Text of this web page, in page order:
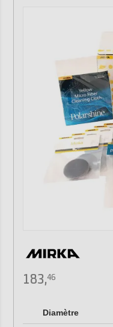
183,46
Diamètre